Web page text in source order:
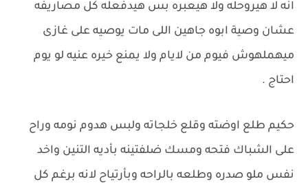
انه لا هيروحله ولا هيعبره بس هيدفعله كل مصاريفه
عشان وصية ابوه جاهين اللى مات يوصيه على غازى
ميهملهوش فيوم من لايام ولا يمنع خيره عنيه لو يوم
احتاج .
حكيم طلع اوضته وقلع خلجاته ولبس هدوم نومه وراح
على الشباك فتحه ومسك ضلفتينه بأديه التنين واخد
نفس ملو صدره وطلعه بالراحه وبأرتياح لانه برغم كل